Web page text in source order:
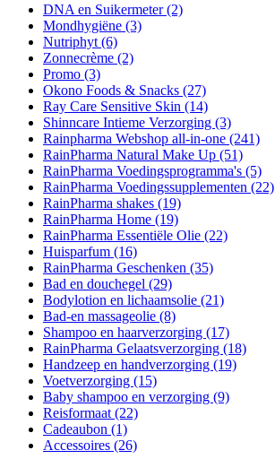
DNA en Suikermeter(2)
Mondhygiëne (3)
Nutriphyt (6)
Zonnecrème (2)
Promo (3)
Okono Foods & Snacks (27)
Ray Care Sensitive Skin (14)
Shinncare Intieme Verzorging (3)
Rainpharma Webshop all-in-one (241)
RainPharma Natural Make Up (51)
RainPharma Voedingsprogramma's (5)
RainPharma Voedingssupplementen (22)
RainPharma shakes (19)
RainPharma Home (19)
RainPharma Essentiële Olie (22)
Huisparfum (16)
RainPharma Geschenken (35)
Bad en douchegel (29)
Bodylotion en lichaamsolie (21)
Bad-en massageolie (8)
Shampoo en haarverzorging (17)
RainPharma Gelaatsverzorging (18)
Handzeep en handverzorging (19)
Voetverzorging (15)
Baby shampoo en verzorging (9)
Reisformaat (22)
Cadeaubon (1)
Accessoires (26)